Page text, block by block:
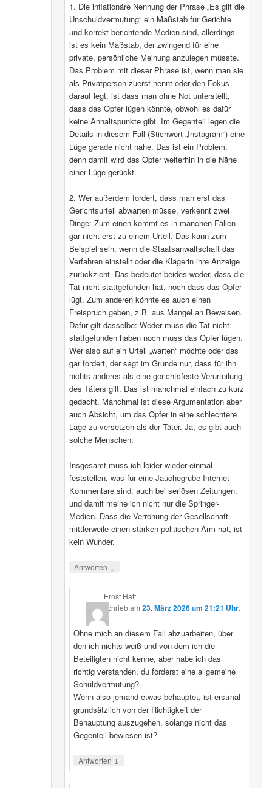
1. Die inflationäre Nennung der Phrase „Es gilt die
Unschuldvermutung“ ein Maßstab für Gerichte
und korrekt berichtende Medien sind, allerdings
ist es kein Maßstab, der zwingend für eine
private, persönliche Meinung anzulegen müsste.
Das Problem mit dieser Phrase ist, wenn man sie
als Privatperson zuerst nennt oder den Fokus
darauf legt, ist dass man ohne Not unterstellt,
dass das Opfer lügen könnte, obwohl es dafür
keine Anhaltspunkte gibt. Im Gegenteil legen die
Details in diesem Fall (Stichwort „Instagram“) eine
Lüge gerade nicht nahe. Das ist ein Problem,
denn damit wird das Opfer weiterhin in die Nähe
einer Lüge gerückt.
2. Wer außerdem fordert, dass man erst das
Gerichtsurteil abwarten müsse, verkennt zwei
Dinge: Zum einen kommt es in manchen Fällen
gar nicht erst zu einem Urteil. Das kann zum
Beispiel sein, wenn die Staatsanwaltschaft das
Verfahren einstellt oder die Klägerin ihre Anzeige
zurückzieht. Das bedeutet beides weder, dass die
Tat nicht stattgefunden hat, noch dass das Opfer
lügt. Zum anderen könnte es auch einen
Freispruch geben, z.B. aus Mangel an Beweisen.
Dafür gilt dasselbe: Weder muss die Tat nicht
stattgefunden haben noch muss das Opfer lügen.
Wer also auf ein Urteil „warten“ möchte oder das
gar fordert, der sagt im Grunde nur, dass für ihn
nichts anderes als eine gerichtsfeste Verurteilung
des Täters gilt. Das ist manchmal einfach zu kurz
gedacht. Manchmal ist diese Argumentation aber
auch Absicht, um das Opfer in eine schlechtere
Lage zu versetzen als der Täter. Ja, es gibt auch
solche Menschen.
Insgesamt muss ich leider wieder einmal
feststellen, was für eine Jauchegrube Internet-
Kommentare sind, auch bei seriösen Zeitungen,
und damit meine ich nicht nur die Springer-
Medien. Dass die Verrohung der Gesellschaft
mittlerweile einen starken politischen Arm hat, ist
kein Wunder.
Antworten ↓
Ernst Haft
schriebam23. März 2026 um 21:21 Uhr:
Ohne mich an diesem Fall abzuarbeiten, über
den ich nichts weiß und von dem ich die
Beteiligten nicht kenne, aber habe ich das
richtig verstanden, du forderst eine allgemeine
Schuldvermutung?
Wenn also jemand etwas behauptet, ist erstmal
grundsätzlich von der Richtigkeit der
Behauptung auszugehen, solange nicht das
Gegenteil bewiesen ist?
Antworten ↓